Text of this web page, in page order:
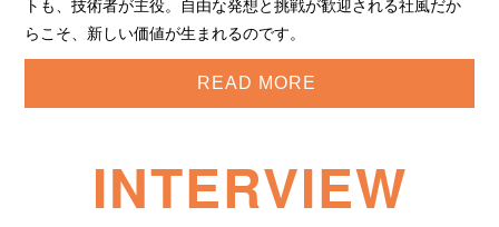
トも、技術者が主役。自由な発想と挑戦が歓迎される社風だか
らこそ、新しい価値が生まれるのです。
READ MORE
INTERVIEW